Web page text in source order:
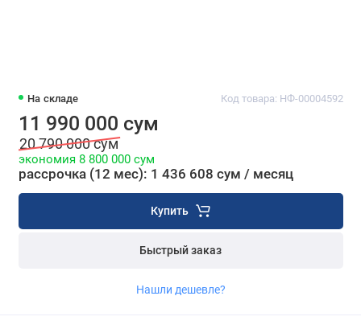
На складе Код товара: НФ-00004592
11 990 000 сум
20 790 000 сум
экономия 8 800 000 сум
рассрочка (12 мес): 1 436 608 сум / месяц
Купить
Быстрый заказ
Нашли дешевле?